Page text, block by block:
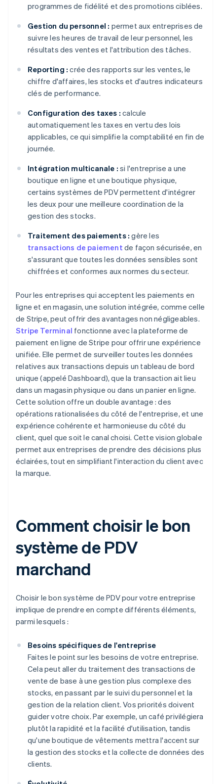
programmes de fidélité et des promotions ciblées.
Gestion du personnel : permet aux entreprises de
suivre les heures de travail de leur personnel, les
résultats des ventes et l'attribution des tâches.
Reporting : crée des rapports sur les ventes, le
chiffre d'affaires, les stocks et d'autres indicateurs
clés de performance.
Configuration des taxes : calcule
automatiquement les taxes en vertu des lois
applicables, ce qui simplifie la comptabilité en fin de
journée.
Intégration multicanale : si l'entreprise a une
boutique en ligne et une boutique physique,
certains systèmes de PDV permettent d'intégrer
les deux pour une meilleure coordination de la
gestion des stocks.
Traitement des paiements : gère les
transactions de paiement de façon sécurisée, en
s'assurant que toutes les données sensibles sont
chiffrées et conformes aux normes du secteur.
Pour les entreprises qui acceptent les paiements en
ligne et en magasin, une solution intégrée, comme celle
de Stripe, peut offrir des avantages non négligeables.
Stripe Terminal fonctionne avec la plateforme de
paiement en ligne de Stripe pour offrir une expérience
unifiée. Elle permet de surveiller toutes les données
relatives aux transactions depuis un tableau de bord
unique (appelé Dashboard), que la transaction ait lieu
dans un magasin physique ou dans un panier en ligne.
Cette solution offre un double avantage : des
opérations rationalisées du côté de l'entreprise, et une
expérience cohérente et harmonieuse du côté du
client, quel que soit le canal choisi. Cette vision globale
permet aux entreprises de prendre des décisions plus
éclairées, tout en simplifiant l'interaction du client avec
la marque.
Comment choisir le bon
système de PDV
marchand
Choisir le bon système de PDV pour votre entreprise
implique de prendre en compte différents éléments,
parmi lesquels :
Besoins spécifiques de l'entreprise
Faites le point sur les besoins de votre entreprise.
Cela peut aller du traitement des transactions de
vente de base à une gestion plus complexe des
stocks, en passant par le suivi du personnel et la
gestion de la relation client. Vos priorités doivent
guider votre choix. Par exemple, un café privilégiera
plutôt la rapidité et la facilité d'utilisation, tandis
qu'une boutique de vêtements mettra l'accent sur
la gestion des stocks et la collecte de données des
clients.